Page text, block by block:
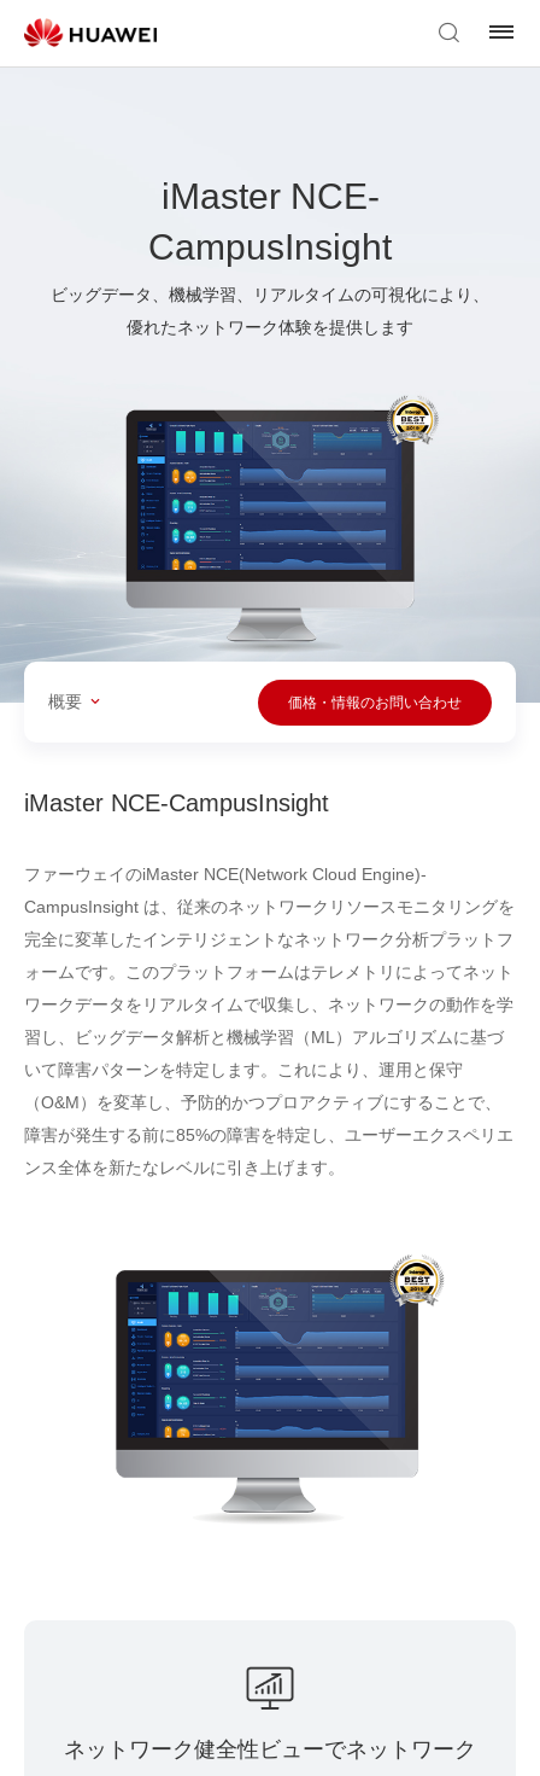
iMaster NCE-
CampusInsight
ビッグデータ、機械学習、リアルタイムの可視化により、
優れたネットワーク体験を提供します
概要 価格・情報のお問い合わせ
iMaster NCE-CampusInsight
ファーウェイのiMaster NCE(Network Cloud Engine)-
CampusInsight は、従来のネットワークリソースモニタリングを
完全に変革したインテリジェントなネットワーク分析プラットフ
ォームです。このプラットフォームはテレメトリによってネット
ワークデータをリアルタイムで収集し、ネットワークの動作を学
習し、ビッグデータ解析と機械学習（ML）アルゴリズムに基づ
いて障害パターンを特定します。これにより、運用と保守
（O&M）を変革し、予防的かつプロアクティブにすることで、
障害が発生する前に85%の障害を特定し、ユーザーエクスペリエ
ンス全体を新たなレベルに引き上げます。
ネットワーク健全性ビューでネットワーク